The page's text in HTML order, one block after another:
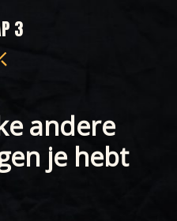
andere
je hebt
3